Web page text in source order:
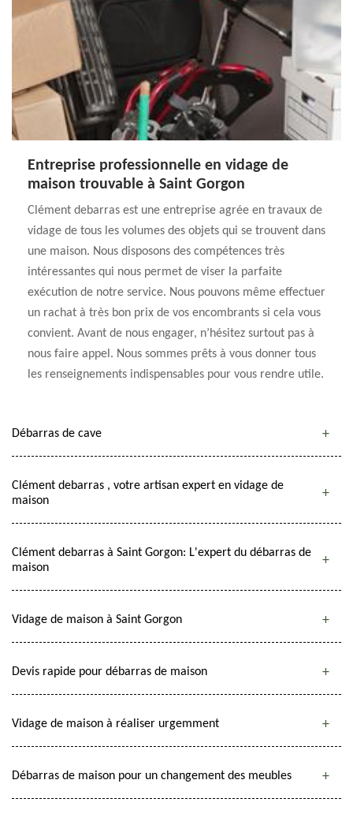
Entreprise professionnelle en vidage de
maison trouvable à Saint Gorgon
Clément debarras est une entreprise agrée en travaux de
vidage de tous les volumes des objets qui se trouvent dans
une maison. Nous disposons des compétences très
intéressantes qui nous permet de viser la parfaite
exécution de notre service. Nous pouvons même effectuer
un rachat à très bon prix de vos encombrants si cela vous
convient. Avant de nous engager, n’hésitez surtout pas à
nous faire appel. Nous sommes prêts à vous donner tous
les renseignements indispensables pour vous rendre utile.
Débarras de cave
Clément debarras , votre artisan expert en vidage de
maison
Clément debarras à Saint Gorgon: L'expert du débarras de
maison
Vidage de maison à Saint Gorgon
Devis rapide pour débarras de maison
Vidage de maison à réaliser urgemment
Débarras de maison pour un changement des meubles